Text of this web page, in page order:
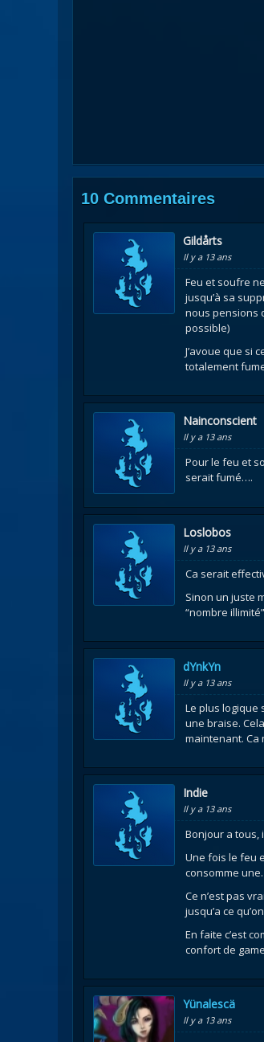
10 Commentaires
Gildårts
Il y a 13 ans
Feu et soufre
jusqu’à sa
nous pensions
possible)
J’avoue que si
totalement
Nainconscient
Il y a 13 ans
Pour le feu et
serait fumé….
Loslobos
Il y a 13 ans
Ca serait
Sinon un juste
“nombre
dYnkYn
Il y a 13 ans
Le plus logique
une braise.
maintenant. Ca
Indie
Il y a 13 ans
Bonjour a tous,
Une fois le feu
consomme une.
Ce n’est pas
jusqu’a ce
En faite c’est
confort de
Yünalescä
Il y a 13 ans